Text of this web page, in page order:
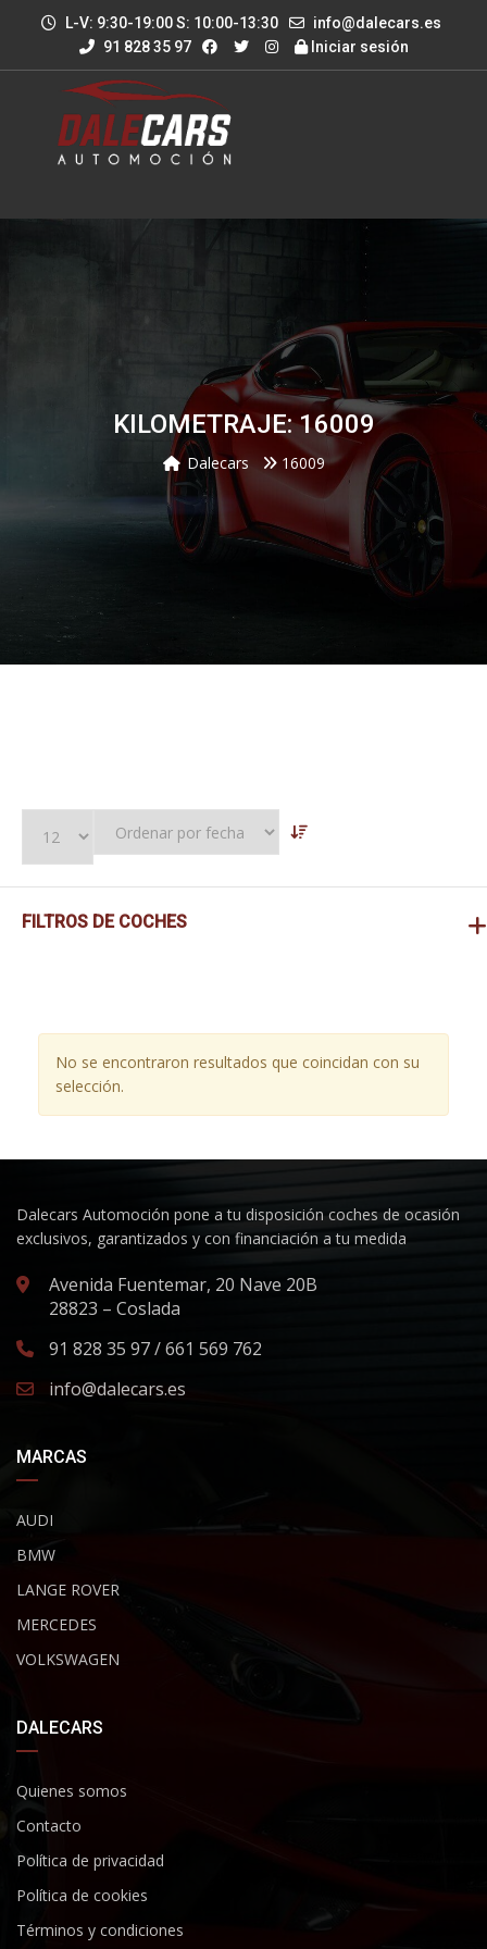
L-V: 9:30-19:00 S: 10:00-13:30
info@dalecars.es
91 828 35 97
Iniciar sesión
KILOMETRAJE: 16009
Dalecars 16009
FILTROS DE COCHES
No se encontraron resultados que coincidan con su
selección.
Dalecars Automoción pone a tu disposición coches de ocasión
exclusivos, garantizados y con financiación a tu medida
Avenida Fuentemar, 20 Nave 20B
28823 – Coslada
91 828 35 97 / 661 569 762
info@dalecars.es
MARCAS
AUDI
BMW
LANGE ROVER
MERCEDES
VOLKSWAGEN
DALECARS
Quienes somos
Contacto
Política de privacidad
Política de cookies
Términos y condiciones